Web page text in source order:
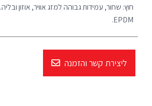
חוץ: שחור, עמידות גבוהה למזג אוויר, אוזון ובליה.
EPDM.
ליצירת קשר והזמנה